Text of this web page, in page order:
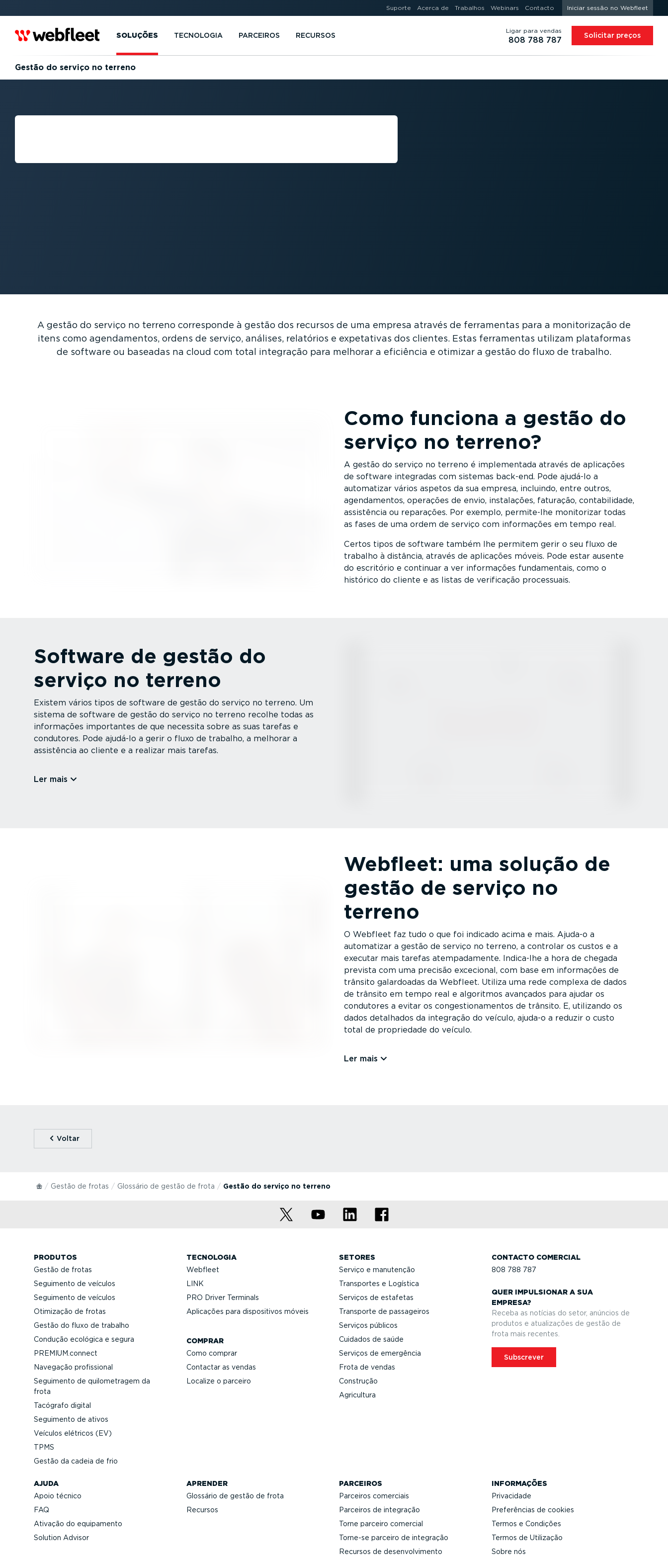
Suporte Acerca de Trabalhos Webinars Contacto Iniciar sessão no Webfleet
SOLUÇÕES TECNOLOGIA PARCEIROS RECURSOS
Ligar para vendas
808 788 787 Solicitar preços
Gestão do serviço no terreno
O QUE É A GESTÃO DO
A gestão do serviço no terreno corresponde à gestão dos recursos de uma empresa através de ferramentas para a monito­ri­zação de
itens como agenda­mentos, ordens de serviço, análises, relatórios e expetativas dos clientes. Estas ferramentas utilizam plataformas
de software ou baseadas na cloud com total integração para melhorar a eficiência e otimizar a gestão do fluxo de trabalho.
Como funciona a gestão do
serviço no terreno?
A gestão do serviço no terreno é imple­mentada através de aplicações
de software integradas com sistemas back-end. Pode ajudá-lo a
automatizar vários aspetos da sua empresa, incluindo, entre outros,
agenda­mentos, operações de envio, instalações, faturação, conta­bi­lidade,
assistência ou reparações. Por exemplo, permite-lhe monitorizar todas
as fases de uma ordem de serviço com informações em tempo real.
Certos tipos de software também lhe permitem gerir o seu fluxo de
trabalho à distância, através de aplicações móveis. Pode estar ausente
do escritório e continuar a ver informações funda­mentais, como o
histórico do cliente e as listas de verificação processuais.
Software de gestão do
serviço no terreno
Existem vários tipos de software de gestão do serviço no terreno. Um
sistema de software de gestão do serviço no terreno recolhe todas as
informações importantes de que necessita sobre as suas tarefas e
condutores. Pode ajudá-lo a gerir o fluxo de trabalho, a melhorar a
assistência ao cliente e a realizar mais tarefas.
Ler mais
Webfleet: uma solução de
gestão de serviço no
terreno
O Webfleet faz tudo o que foi indicado acima e mais. Ajuda-o a
automatizar a gestão de serviço no terreno, a controlar os custos e a
executar mais tarefas atempa­da­mente. Indica-lhe a hora de chegada
prevista com uma precisão excecional, com base em informações de
trânsito galardoadas da Webfleet. Utiliza uma rede complexa de dados
de trânsito em tempo real e algoritmos avançados para ajudar os
condutores a evitar os conges­ti­o­na­mentos de trânsito. E, utilizando os
dados detalhados da integração do veículo, ajuda-o a reduzir o custo
total de propriedade do veículo.
Ler mais
⁠Voltar
Gestão de frotas Glossário de gestão de frota Gestão do serviço no terreno
PRODUTOS
Gestão de frotas
Seguimento de veículos
Seguimento de veículos
Otimização de frotas
Gestão do fluxo de trabalho
Condução ecológica e segura
PREMIUM.connect
Navegação profis­sional
Seguimento de quilo­me­tragem da
frota
Tacógrafo digital
Seguimento de ativos
Veículos elétricos (EV)
TPMS
Gestão da cadeia de frio
TECNOLOGIA
Webfleet
LINK
PRO Driver Terminals
Aplicações para dispo­si­tivos móveis
COMPRAR
Como comprar
Contactar as vendas
Localize o parceiro
SETORES
Serviço e manutenção
Transportes e Logística
Serviços de estafetas
Transporte de passageiros
Serviços públicos
Cuidados de saúde
Serviços de emergência
Frota de vendas
Construção
Agricultura
CONTACTO COMERCIAL
808 788 787
QUER IMPULSIONAR A SUA
EMPRESA?
Receba as notícias do setor, anúncios de
produtos e atuali­zações de gestão de
frota mais recentes.
Subscrever
AJUDA
Apoio técnico
FAQ
Ativação do equipamento
Solution Advisor
APRENDER
Glossário de gestão de frota
Recursos
PARCEIROS
Parceiros comerciais
Parceiros de integração
Torne parceiro comercial
Torne-se parceiro de integração
Recursos de desen­vol­vi­mento
INFORMAÇÕES
Privacidade
Prefe­rências de cookies
Termos e Condições
Termos de Utilização
Sobre nós